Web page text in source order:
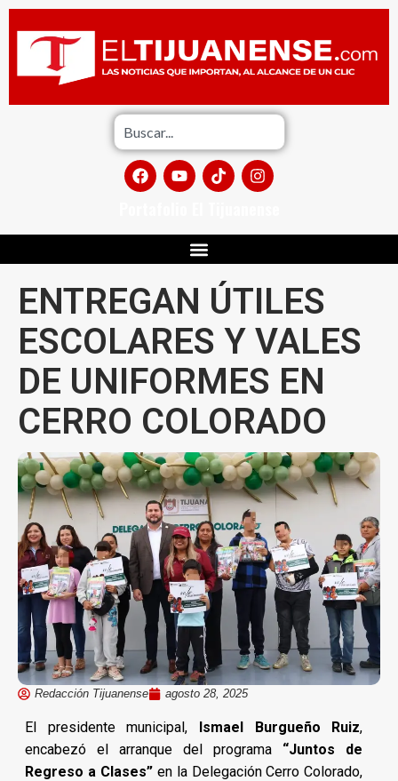
ENTREGAN ÚTILES
ESCOLARES Y VALES
DE UNIFORMES EN
CERRO COLORADO
Redacción Tijuanense agosto 28, 2025
El presidente municipal, Ismael Burgueño Ruiz,
encabezó el arranque del programa “Juntos de
Regreso a Clases”en la Delegación Cerro Colorado,